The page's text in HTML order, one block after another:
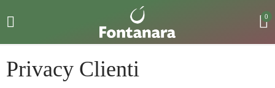
0
Privacy Clienti